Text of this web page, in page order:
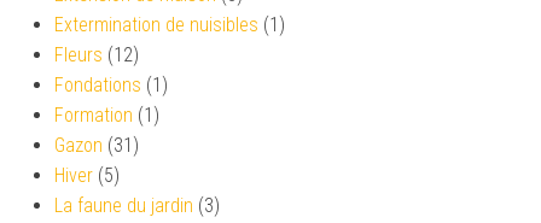
Extermination de nuisibles (1)
Fleurs (12)
Fondations (1)
Formation (1)
Gazon (31)
Hiver (5)
La faune du jardin (3)